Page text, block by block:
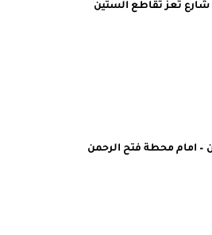
شارع تعز تقاطع الستين
– امام محطة فتح الرحمن